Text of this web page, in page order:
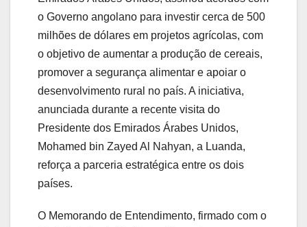
o Governo angolano para investir cerca de 500
milhões de dólares em projetos agrícolas, com
o objetivo de aumentar a produção de cereais,
promover a segurança alimentar e apoiar o
desenvolvimento rural no país. A iniciativa,
anunciada durante a recente visita do
Presidente dos Emirados Árabes Unidos,
Mohamed bin Zayed Al Nahyan, a Luanda,
reforça a parceria estratégica entre os dois
países.
O Memorando de Entendimento, firmado com o